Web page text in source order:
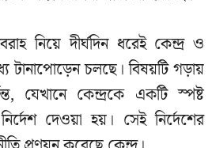
নিয়ে দীর্ঘদিন ধরেই কেন্দ্র ও
টানাপোড়েন চলছে। বিষয়টি গড়ায়
যেখানে কেন্দ্রকে একটি স্পষ্ট
দেওয়া হয়। সেই নির্দেশের